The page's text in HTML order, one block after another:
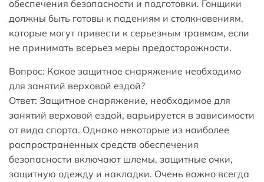
обеспечения безопасности и подготовки. Гонщики
должны быть готовы к падениям и столкновениям,
которые могут привести к серьезным травмам, если
не принимать всерьез меры предосторожности.
Вопрос: Какое защитное снаряжение необходимо
для занятий верховой ездой?
Ответ: Защитное снаряжение, необходимое для
занятий верховой ездой, варьируется в зависимости
от вида спорта. Однако некоторые из наиболее
распространенных средств обеспечения
безопасности включают шлемы, защитные очки,
защитную одежду и накладки. Очень важно всегда